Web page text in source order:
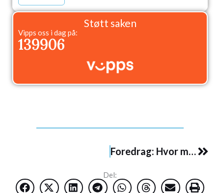
Støtt saken
Vipps oss i dag på:
139906
Foredrag: Hvor mye myndighet vil vi gi til WHO?
Del: